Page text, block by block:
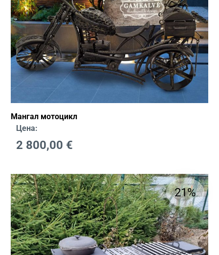
Мангал мотоцикл
Цена:
2 800,00 €
21%